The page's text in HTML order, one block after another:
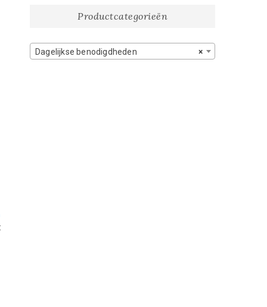
Productcategorieën
×
Dagelijkse benodigdheden